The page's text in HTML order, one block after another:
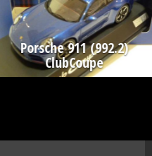
Porsche 911 (992.2)
ClubCoupe